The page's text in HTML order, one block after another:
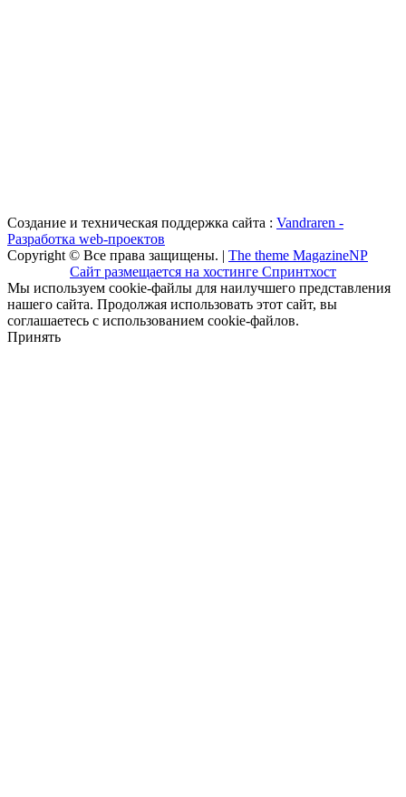
Создание и техническая поддержка сайта : Vandraren -
Разработка web-проектов
Copyright © Все права защищены. | The theme MagazineNP
Сайт размещается на хостинге Спринтхост
Мы используем cookie-файлы для наилучшего представления
нашего сайта. Продолжая использовать этот сайт, вы
соглашаетесь с использованием cookie-файлов.
Принять